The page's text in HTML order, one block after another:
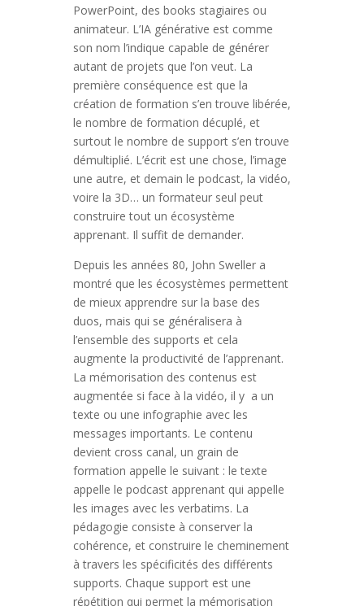
PowerPoint, des books stagiaires ou
animateur. L’IA générative est comme
son nom l’indique capable de générer
autant de projets que l’on veut. La
première conséquence est que la
création de formation s’en trouve libérée,
le nombre de formation décuplé, et
surtout le nombre de support s’en trouve
démultiplié. L’écrit est une chose, l’image
une autre, et demain le podcast, la vidéo,
voire la 3D… un formateur seul peut
construire tout un écosystème
apprenant. Il suffit de demander.
Depuis les années 80, John Sweller a
montré que les écosystèmes permettent
de mieux apprendre sur la base des
duos, mais qui se généralisera à
l’ensemble des supports et cela
augmente la productivité de l’apprenant.
La mémorisation des contenus est
augmentée si face à la vidéo, il y a un
texte ou une infographie avec les
messages importants. Le contenu
devient cross canal, un grain de
formation appelle le suivant : le texte
appelle le podcast apprenant qui appelle
les images avec les verbatims. La
pédagogie consiste à conserver la
cohérence, et construire le cheminement
à travers les spécificités des différents
supports. Chaque support est une
répétition qui permet la mémorisation